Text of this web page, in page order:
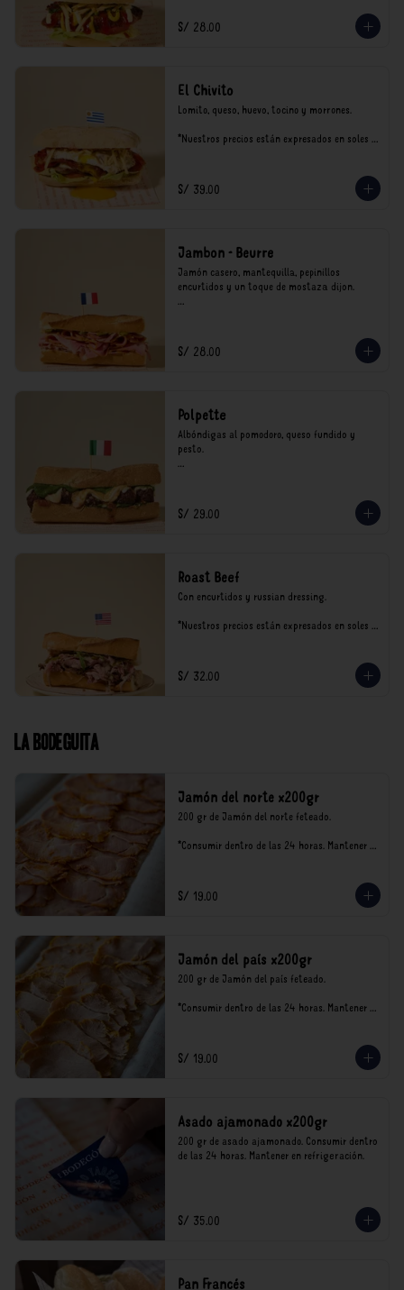
consumo.
S/ 28.00
El Chivito
Lomito, queso, huevo, tocino y morrones.
*Nuestros precios están expresados en soles e
S/ 39.00
Jambon - Beurre
Jamón casero, mantequilla, pepinillos
encurtidos y un toque de mostaza dijon.
consumo.
S/ 28.00
Polpette
Albóndigas al pomodoro, queso fundido y
pesto.
consumo.
S/ 29.00
Roast Beef
Con encurtidos y russian dressing.
*Nuestros precios están expresados en soles e
S/ 32.00
La Bodeguita
Jamón del norte x200gr
200 gr de Jamón del norte feteado.
*Consumir dentro de las 24 horas. Mantener
incluyen impuestos de ley y recargo al
consumo.
S/ 19.00
Jamón del país x200gr
200 gr de Jamón del país feteado.
*Consumir dentro de las 24 horas. Mantener
incluyen impuestos de ley y recargo al
consumo.
S/ 19.00
Asado ajamonado x200gr
200 gr de asado ajamonado. Consumir dentro
de las 24 horas. Mantener en refrigeración.
S/ 35.00
Pan Francés